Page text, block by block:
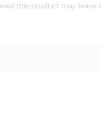
this product may leave